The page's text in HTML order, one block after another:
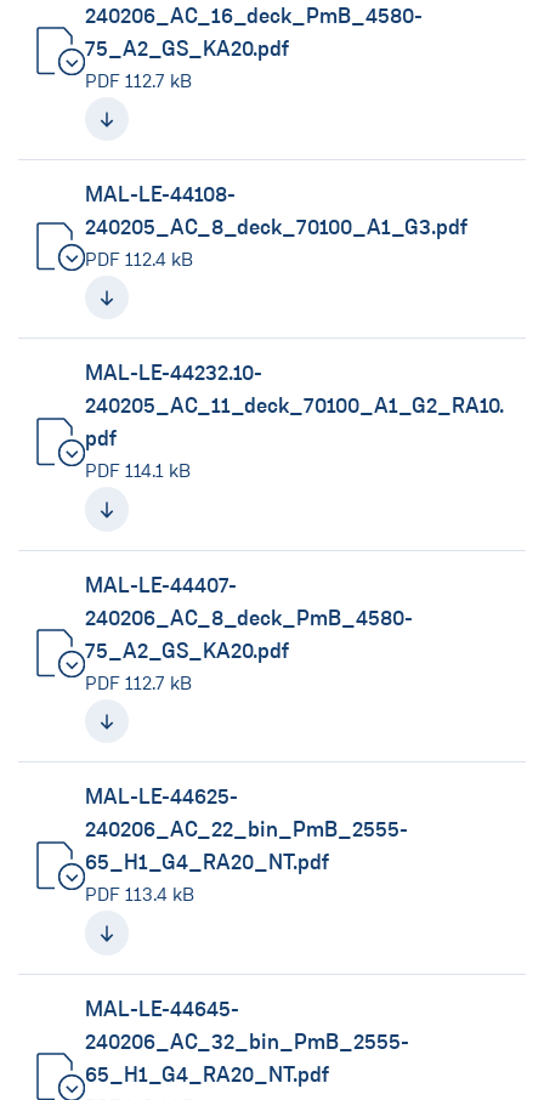
240206_AC_16_deck_PmB_4580-
75_A2_GS_KA20.pdf
PDF 112.7 kB
(neues Fenster)
MAL-LE-44108-
240205_AC_8_deck_70100_A1_G3.pdf
PDF 112.4 kB
(neues Fenster)
MAL-LE-44232.10-
240205_AC_11_deck_70100_A1_G2_RA10.
pdf
PDF 114.1 kB
(neues Fenster)
MAL-LE-44407-
240206_AC_8_deck_PmB_4580-
75_A2_GS_KA20.pdf
PDF 112.7 kB
(neues Fenster)
MAL-LE-44625-
240206_AC_22_bin_PmB_2555-
65_H1_G4_RA20_NT.pdf
PDF 113.4 kB
(neues Fenster)
MAL-LE-44645-
240206_AC_32_bin_PmB_2555-
65_H1_G4_RA20_NT.pdf
(neues Fenster)